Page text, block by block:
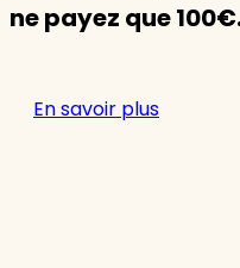
ne payez que
En savoir plus